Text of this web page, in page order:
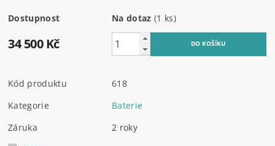
Dostupnost Na dotaz (1 ks)
34 500 Kč
Kód produktu
618
Kategorie
Baterie
Záruka
2 roky